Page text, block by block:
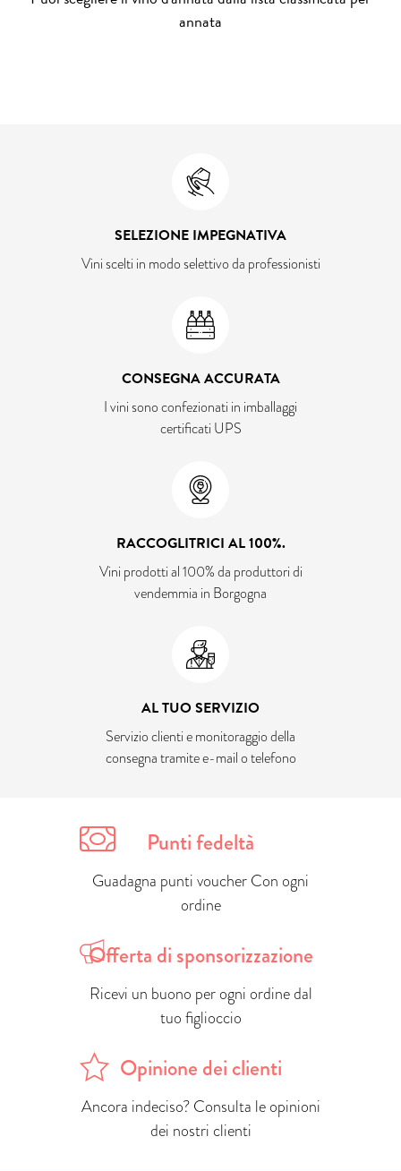
annata
SELEZIONE IMPEGNATIVA
Vini scelti in modo selettivo da professionisti
CONSEGNA ACCURATA
I vini sono confezionati in imballaggi
certificati UPS
RACCOGLITRICI AL 100%.
Vini prodotti al 100% da produttori di
vendemmia in Borgogna
AL TUO SERVIZIO
Servizio clienti e monitoraggio della
consegna tramite e-mail o telefono
Punti fedeltà
Guadagna punti voucher Con ogni
ordine
Offerta di sponsorizzazione
Ricevi un buono per ogni ordine dal
tuo figlioccio
Opinione dei clienti
Ancora indeciso? Consulta le opinioni
dei nostri clienti